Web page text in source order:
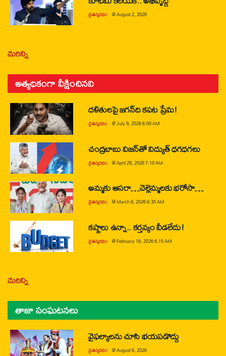
చైతన్యరధం @August 2, 2026
మరిన్ని
అత్యధికంగా వీక్షించినవి
దళితులపై జగన్‌ది కపట ప్రేమ!
చైతన్యరధం @July 9, 2026 6:00 AM
చంద్రబాబు విజన్‌తో విద్యుత్ ధగధగలు
చైతన్యరధం @April 29, 2026 7:10 AM
అమ్మకు ఆసరా…చెల్లెమ్మలకు భరోసా…
చైతన్యరధం @March 8, 2026 6:30 AM
కష్టాలు ఉన్నా.. కర్తవ్యం వీడలేదు!
చైతన్యరధం @February 18, 2026 6:15 AM
మరిన్ని
తాజా సంఘటనలు
వైఫల్యాలను చూసి భయపడొద్దు
చైతన్యరధం @August 6, 2026